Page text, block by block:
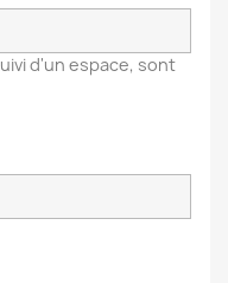
d'un espace, sont